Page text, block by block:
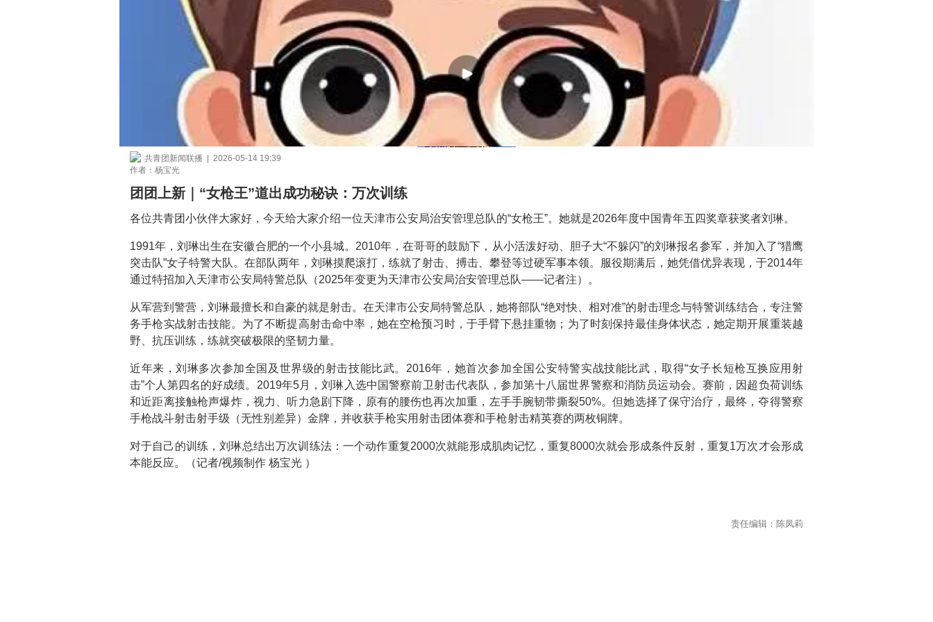
共青团新闻联播 | 2026-05-14 19:39
作者：杨宝光
团团上新｜“女枪王”道出成功秘诀：万次训练
各位共青团小伙伴大家好，今天给大家介绍一位天津市公安局治安管理总队的“女枪王”。她就是2026年度中国青年五四奖章获奖者刘琳。
1991年，刘琳出生在安徽合肥的一个小县城。2010年，在哥哥的鼓励下，从小活泼好动、胆子大“不躲闪”的刘琳报名参军，并加入了“猎鹰
突击队”女子特警大队。在部队两年，刘琳摸爬滚打，练就了射击、搏击、攀登等过硬军事本领。服役期满后，她凭借优异表现，于2014年
通过特招加入天津市公安局特警总队（2025年变更为天津市公安局治安管理总队——记者注）。
从军营到警营，刘琳最擅长和自豪的就是射击。在天津市公安局特警总队，她将部队“绝对快、相对准”的射击理念与特警训练结合，专注警
务手枪实战射击技能。为了不断提高射击命中率，她在空枪预习时，于手臂下悬挂重物；为了时刻保持最佳身体状态，她定期开展重装越
野、抗压训练，练就突破极限的坚韧力量。
近年来，刘琳多次参加全国及世界级的射击技能比武。2016年，她首次参加全国公安特警实战技能比武，取得“女子长短枪互换应用射
击”个人第四名的好成绩。2019年5月，刘琳入选中国警察前卫射击代表队，参加第十八届世界警察和消防员运动会。赛前，因超负荷训练
和近距离接触枪声爆炸，视力、听力急剧下降，原有的腰伤也再次加重，左手手腕韧带撕裂50%。但她选择了保守治疗，最终，夺得警察
手枪战斗射击射手级（无性别差异）金牌，并收获手枪实用射击团体赛和手枪射击精英赛的两枚铜牌。
对于自己的训练，刘琳总结出万次训练法：一个动作重复2000次就能形成肌肉记忆，重复8000次就会形成条件反射，重复1万次才会形成
本能反应。（记者/视频制作 杨宝光 ）